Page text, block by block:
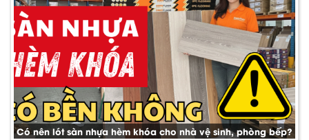
Có nên lót sàn nhựa hèm khóa cho nhà vệ sinh, phòng bếp?